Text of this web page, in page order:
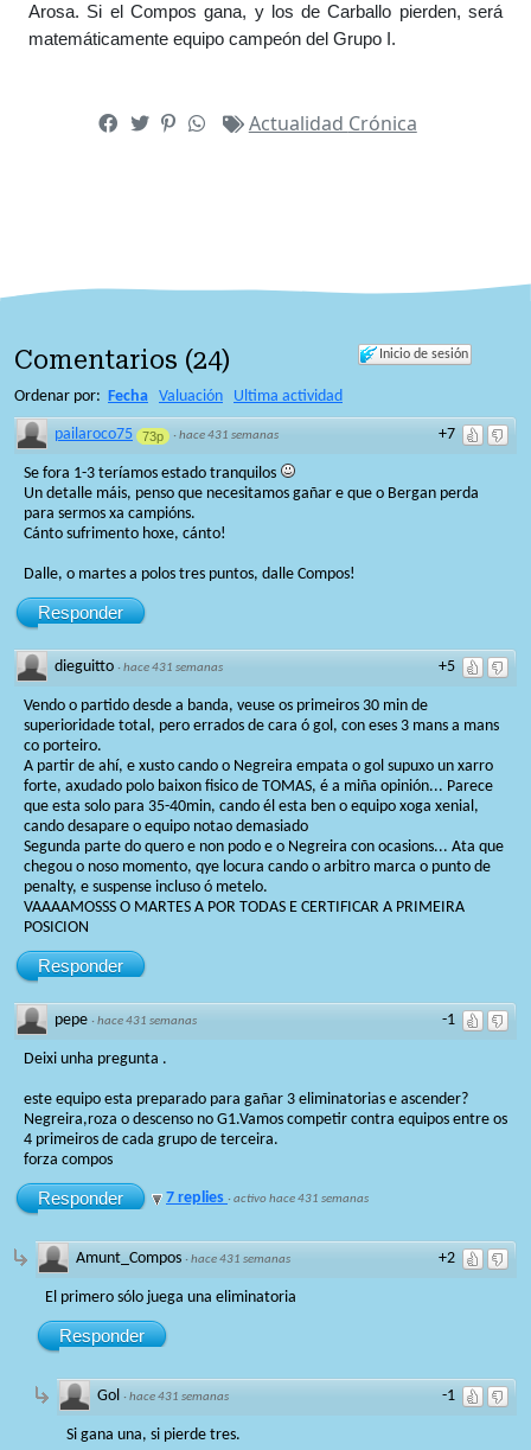
Arosa. Si el Compos gana, y los de Carballo pierden, será
matemáticamente equipo campeón del Grupo I.
Actualidad Crónica
Inicio de sesión
Comentarios (24)
Ordenar por: Fecha Valuación Ultima actividad
+7
pailaroco75 73p ·hace 431 semanas
Se fora 1-3 teríamos estado tranquilos
Un detalle máis, penso que necesitamos gañar e que o Bergan perda
para sermos xa campións.
Cánto sufrimento hoxe, cánto!
Dalle, o martes a polos tres puntos, dalle Compos!
Responder
+5
dieguitto ·hace 431 semanas
Vendo o partido desde a banda, veuse os primeiros 30 min de
superioridade total, pero errados de cara ó gol, con eses 3 mans a mans
co porteiro.
A partir de ahí, e xusto cando o Negreira empata o gol supuxo un xarro
forte, axudado polo baixon fisico de TOMAS, é a miña opinión... Parece
que esta solo para 35-40min, cando él esta ben o equipo xoga xenial,
cando desapare o equipo notao demasiado
Segunda parte do quero e non podo e o Negreira con ocasions... Ata que
chegou o noso momento, qye locura cando o arbitro marca o punto de
penalty, e suspense incluso ó metelo.
VAAAAMOSSS O MARTES A POR TODAS E CERTIFICAR A PRIMEIRA
POSICION
Responder
-1
pepe ·hace 431 semanas
Deixi unha pregunta .
este equipo esta preparado para gañar 3 eliminatorias e ascender?
Negreira,roza o descenso no G1.Vamos competir contra equipos entre os
4 primeiros de cada grupo de terceira.
forza compos
Responder 7 replies ·activo hace 431 semanas
+2
Amunt_Compos ·hace 431 semanas
El primero sólo juega una eliminatoria
Responder
-1
Gol ·hace 431 semanas
Si gana una, si pierde tres.